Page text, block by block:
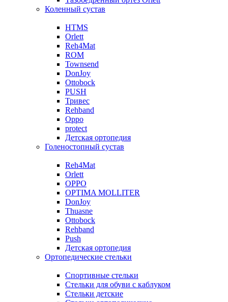
Коленный сустав
HTMS
Orlett
Reh4Mat
ROM
Townsend
DonJoy
Ottobock
PUSH
Тривес
Rehband
Oppo
protect
Детская ортопедия
Голеностопный сустав
Reh4Mat
Orlett
OPPO
OPTIMA MOLLITER
DonJoy
Thuasne
Ottobock
Rehband
Push
Детская ортопедия
Ортопедические стельки
Спортивные стельки
Стельки для обуви с каблуком
Стельки детские